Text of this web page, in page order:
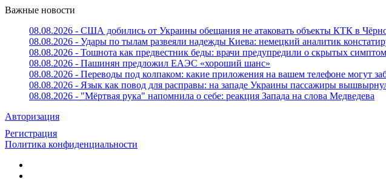
Важные новости
08.08.2026 - США добились от Украины обещания не атаковать объекты КТК в
08.08.2026 - Удары по тылам развеяли надежды Киева: немецкий аналитик
08.08.2026 - Тошнота как предвестник беды: врачи предупредили о скрытых
08.08.2026 - Пашинян предложил ЕАЭС «хороший шанс»
08.08.2026 - Переводы под колпаком: какие приложения на вашем телефоне могут
08.08.2026 - Язык как повод для расправы: на западе Украины пассажиры
08.08.2026 - "Мёртвая рука" напомнила о себе: реакция Запада на слова Медведева
Авторизация
Регистрация
Политика конфиденциальности